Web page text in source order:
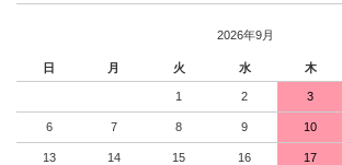
2026年9月
日 月 火 水 木
1 2 3
6 7 8 9 10
13 14 15 16 17